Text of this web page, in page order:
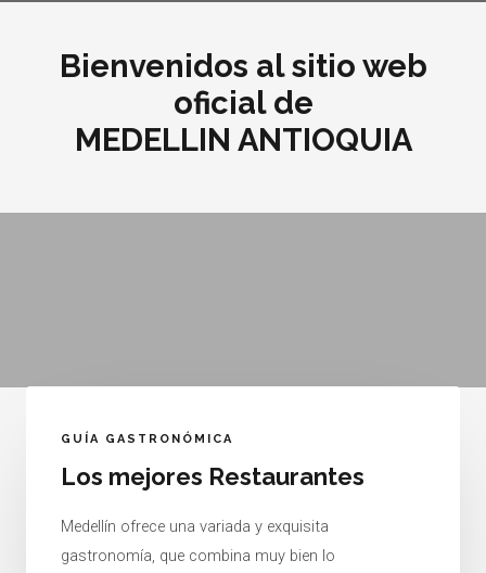
Bienvenidos al sitio web
oficial de
MEDELLIN ANTIOQUIA
GUÍA GASTRONÓMICA
Los mejores Restaurantes
Medellín ofrece una variada y exquisita
gastronomía, que combina muy bien lo